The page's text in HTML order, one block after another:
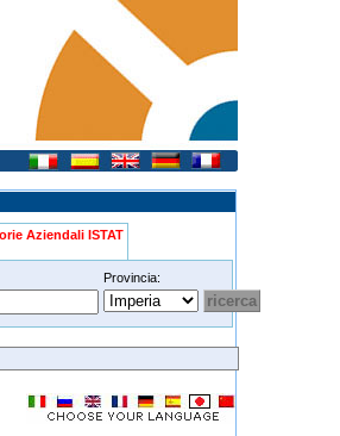
Aziendali ISTAT
Provincia: